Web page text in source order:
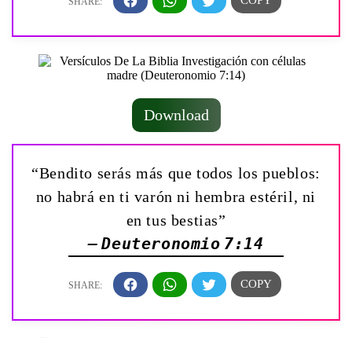
Download
“Bendito serás más que todos los pueblos:
no habrá en ti varón ni hembra estéril, ni
en tus bestias”
— Deuteronomio 7:14